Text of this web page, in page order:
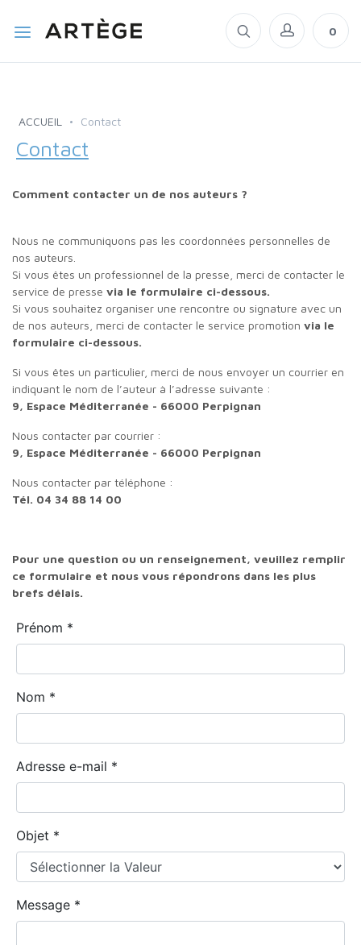
0
ACCUEIL Contact
Contact
Comment contacter un de nos auteurs ?
Nous ne communiquons pas les coordonnées personnelles de
nos auteurs.
Si vous êtes un professionnel de la presse, merci de contacter le
service de presse via le formulaire ci-dessous.
Si vous souhaitez organiser une rencontre ou signature avec un
de nos auteurs, merci de contacter le service promotion via le
formulaire ci-dessous.
Si vous êtes un particulier, merci de nous envoyer un courrier en
indiquant le nom de l’auteur à l’adresse suivante :
9, Espace Méditerranée - 66000 Perpignan
Nous contacter par courrier :
9, Espace Méditerranée - 66000 Perpignan
Nous contacter par téléphone :
Tél. 04 34 88 14 00
Pour une question ou un renseignement, veuillez remplir
ce formulaire et nous vous répondrons dans les plus
brefs délais.